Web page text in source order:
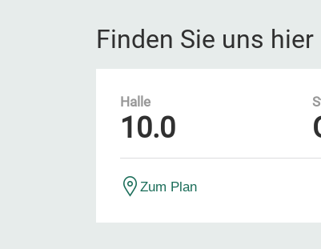
Finden Sie uns hier
Halle
10.0
Zum Plan